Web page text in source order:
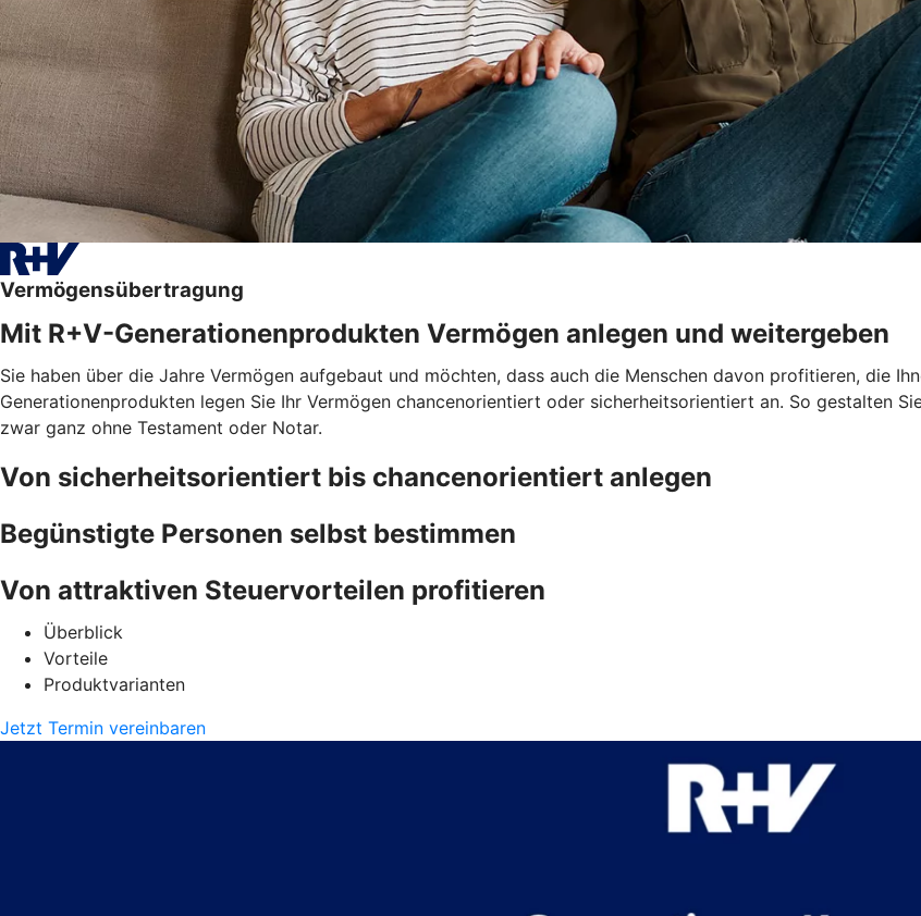
Vermögensübertragung
Mit R+V-Generationenprodukten Vermögen anlegen und weitergeben
Sie haben über die Jahre Vermögen aufgebaut und möchten, dass auch die Menschen davon profitieren, die
Generationenprodukten legen Sie Ihr Vermögen chancenorientiert oder sicherheitsorientiert an. So gestalten
zwar ganz ohne Testament oder Notar.
Von sicherheitsorientiert bis chancenorientiert anlegen
Begünstigte Personen selbst bestimmen
Von attraktiven Steuervorteilen profitieren
Überblick
Vorteile
Produktvarianten
Jetzt Termin vereinbaren